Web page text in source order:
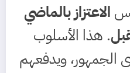
الاعتزاز بالماضي
. هذا الأسلوب
الجمهور، ويدفعهم